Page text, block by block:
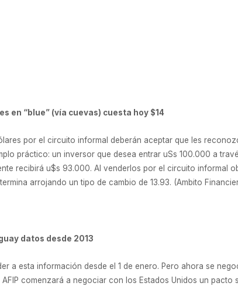
en “blue” (vía cuevas) cuesta hoy $14
por el circuito informal deberán aceptar que les
práctico: un inversor que desea entrar uSs 100.000 a
recibirá u$s 93.000. Al venderlos por el circuito informal
arrojando un tipo de cambio de 13.93. (Ambito
datos desde 2013
a esta información desde el 1 de enero. Pero ahora se
comenzará a negociar con los Estados Unidos un